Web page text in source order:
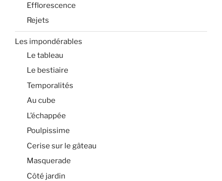
Efflorescence
Rejets
Les impondérables
Le tableau
Le bestiaire
Temporalités
Au cube
L’échappée
Poulpissime
Cerise sur le gâteau
Masquerade
Côté jardin